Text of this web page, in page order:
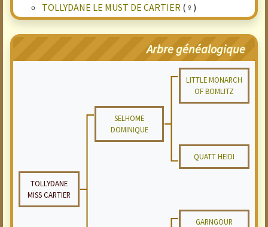
TOLLYDANE LE MUST DE CARTIER (♀)
Arbre généalogique
LITTLE MONARCH
OF BOMLITZ
SELHOME
DOMINIQUE
QUATT HEIDI
TOLLYDANE
MISS CARTIER
GARNGOUR